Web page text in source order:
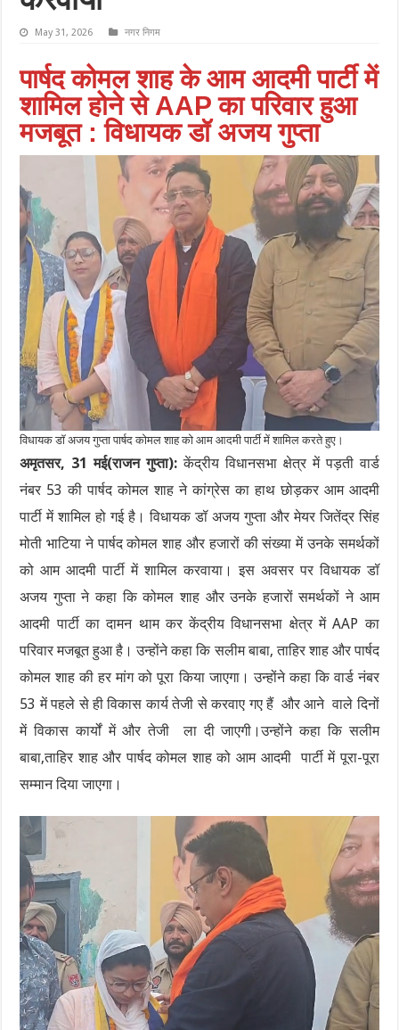
May 31, 2026 नगर निगम
पार्षद कोमल शाह के आम आदमी पार्टी में
शामिल होने से AAP का परिवार हुआ
मजबूत : विधायक डॉ अजय गुप्ता
विधायक डॉ अजय गुप्ता पार्षद कोमल शाह को आम आदमी पार्टी में शामिल करते हुए।
अमृतसर, 31 मई(राजन गुप्ता): केंद्रीय विधानसभा क्षेत्र में पड़ती वार्ड
नंबर 53 की पार्षद कोमल शाह ने कांग्रेस का हाथ छोड़कर आम आदमी
पार्टी में शामिल हो गई है। विधायक डॉ अजय गुप्ता और मेयर जितेंद्र सिंह
मोती भाटिया ने पार्षद कोमल शाह और हजारों की संख्या में उनके समर्थकों
को आम आदमी पार्टी में शामिल करवाया। इस अवसर पर विधायक डॉ
अजय गुप्ता ने कहा कि कोमल शाह और उनके हजारों समर्थकों ने आम
आदमी पार्टी का दामन थाम कर केंद्रीय विधानसभा क्षेत्र में AAP का
परिवार मजबूत हुआ है। उन्होंने कहा कि सलीम बाबा, ताहिर शाह और पार्षद
कोमल शाह की हर मांग को पूरा किया जाएगा। उन्होंने कहा कि वार्ड नंबर
53 में पहले से ही विकास कार्य तेजी से करवाए गए हैं और आने वाले दिनों
में विकास कार्यों में और तेजी ला दी जाएगी।उन्होंने कहा कि सलीम
बाबा,ताहिर शाह और पार्षद कोमल शाह को आम आदमी पार्टी में पूरा-पूरा
सम्मान दिया जाएगा।